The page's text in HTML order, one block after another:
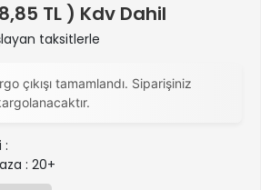
TL ) Kdv Dahil
taksitlerle
çıkışı tamamlandı. Siparişiniz
:
: 20+